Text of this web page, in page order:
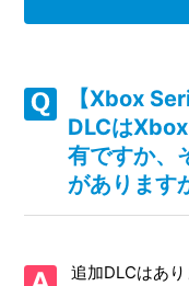
ジが溜まらなくなる
【Xbox Series X|S/
はどこですか
【Xbox Series X|S/
【Xbox
DLCは
有ですか、
があります
追加DLCはあり